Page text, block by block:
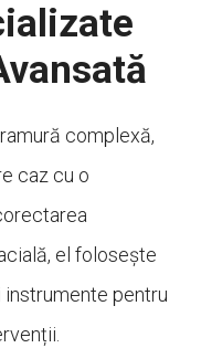
complexă,
caz cu o
el folosește
pentru